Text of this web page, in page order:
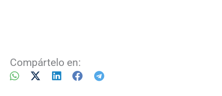
Compártelo en: